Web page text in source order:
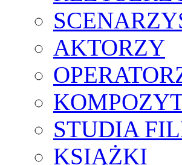
AKTORZY
STUDIA
KSIĄŻKI